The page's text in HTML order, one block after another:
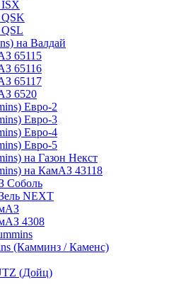
ISX
QSK
на Валдай
65115
65116
65117
6520
Евро-2
Евро-3
Евро-4
Евро-5
на Газон Некст
на КамАЗ 43118
Соболь
NEXT
4308
(Камминз / Каменс)
(Дойц)